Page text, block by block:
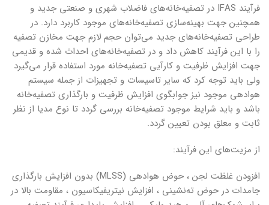
فرآیند IFAS در تصفیه‌خانه‌های فاضلاب شهری و صنعتی جدید و
همچنین جهت بهینه‌سازی تصفیه‌خانه‌های موجود کاربرد دارد. در
طراحی تصفیه‌خانه‌های جدید می‌توان حجم لازم جهت مخازن تصفیه
را با این فرآیند کاهش داد و در تصفیه‌خانه‌های احداث شده و قدیمی
جهت افزایش ظرفیت و کارآیی تصفیه‌خانه مورد استفاده قرار می‌گیرد
ولی باید توجه کرد که سایر تاسیسات و تجهیزات از جمله سیستم
هوادهی موجود نیز جوابگوی افزایش ظرفیت و بارگذاری تصفیه‌خانه
باشد و باید شرایط موجود تصفیه‌خانه بررسی گردد تا نوع مدیا از نظر
ثابت و معلق بودن تعیین گردد.
از مزیت‌های این فرآیند:
افزودن غلظت لجن ، حوض هوادهی (MLSS) بدون افزایش بارگذاری
جامدات در حوض ته‌نشینی ، افزایش نیتریفیکاسیون ، مقاومت بالا در